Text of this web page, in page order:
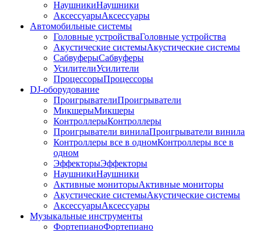
НаушникиНаушники
АксессуарыАксессуары
Автомобильные системы
Головные устройстваГоловные устройства
Акустические системыАкустические системы
СабвуферыСабвуферы
УсилителиУсилители
ПроцессорыПроцессоры
DJ-оборудование
ПроигрывателиПроигрыватели
МикшерыМикшеры
КонтроллерыКонтроллеры
Проигрыватели винилаПроигрыватели винила
Контроллеры все в одномКонтроллеры все в
одном
ЭффекторыЭффекторы
НаушникиНаушники
Активные мониторыАктивные мониторы
Акустические системыАкустические системы
АксессуарыАксессуары
Музыкальные инструменты
ФортепианоФортепиано